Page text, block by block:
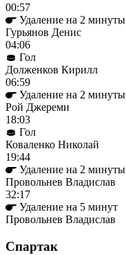
00:57
Удаление на 2 минуты
Гурьянов Денис
04:06
Гол
Долженков Кирилл
06:59
Удаление на 2 минуты
Рой Джереми
18:03
Гол
Коваленко Николай
19:44
Удаление на 2 минуты
Провольнев Владислав
32:17
Удаление на 5 минут
Провольнев Владислав
Спартак